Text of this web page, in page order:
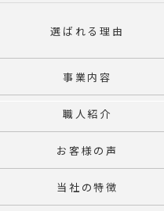
選ばれる理由
事業内容
職人紹介
お客様の声
当社の特徴